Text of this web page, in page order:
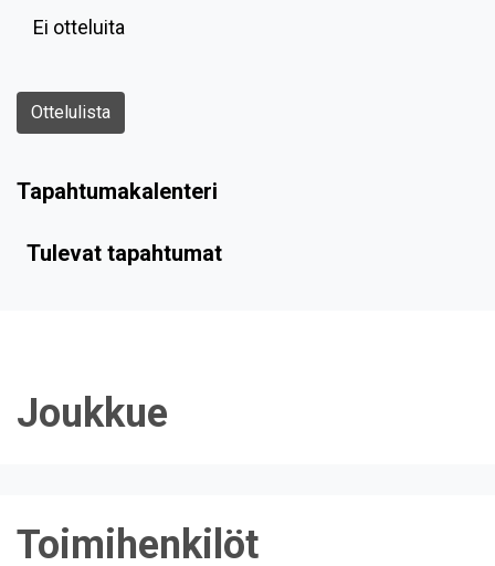
Ei otteluita
Ottelulista
Tapahtumakalenteri
Tulevat tapahtumat
Joukkue
Toimihenkilöt